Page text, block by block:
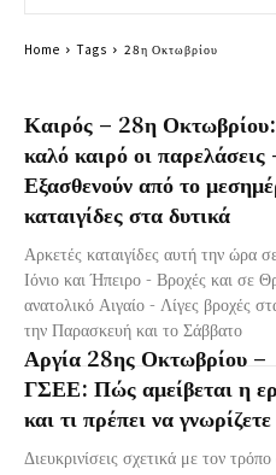
Καιρός – 28η
καλό καιρό οι παρελάσεις
Εξασθενούν από το
καταιγίδες στα δυτικά
Αρκετές καταιγίδες αυτή την ώρα
Ιόνιο και Ήπειρο - Βροχές και σε
ανατολικό Αιγαίο - Λίγες βροχές
την Παρασκευή και το Σάββατο
Αργία 28ης Οκτωβρίου –
ΓΣΕΕ: Πώς αμείβεται η
και τι πρέπει να γνωρίζετε
Διευκρινίσεις σχετικά με τον
Home Tags 28η Οκτωβρίου